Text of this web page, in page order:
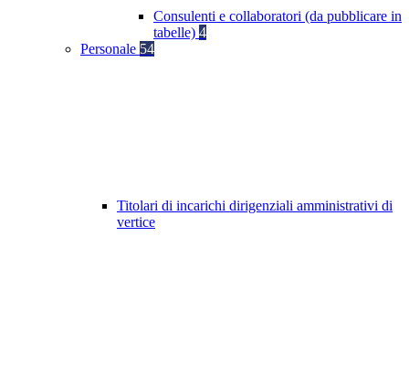
Consulenti e collaboratori (da pubblicare in
tabelle) 4
Personale 54
Titolari di incarichi dirigenziali amministrativi di
vertice